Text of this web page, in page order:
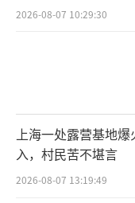
2026-08-07 10:29:30
上海一处露营基地
入，村民苦不堪言
2026-08-07 13:19:49